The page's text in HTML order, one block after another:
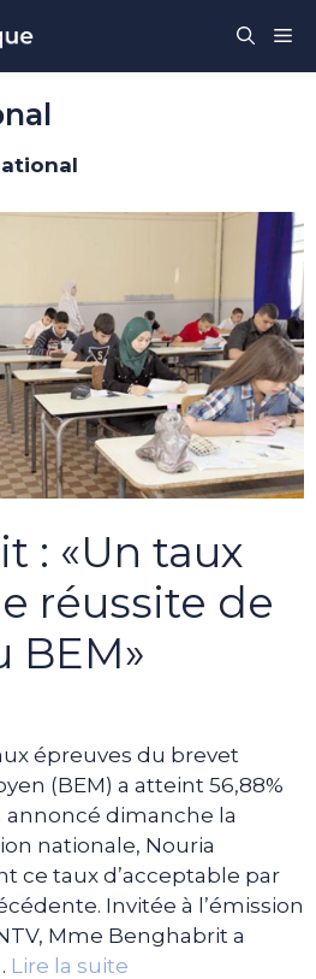
: «Un taux
réussite de
BEM»
épreuves du brevet
(BEM) a atteint 56,88%
annoncé dimanche la
nationale, Nouria
ce taux d’acceptable par
Invitée à l’émission
Mme Benghabrit a
Lire la suite